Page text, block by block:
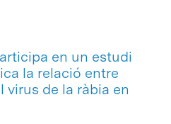
en un estudi
la relació entre
virus de la ràbia en